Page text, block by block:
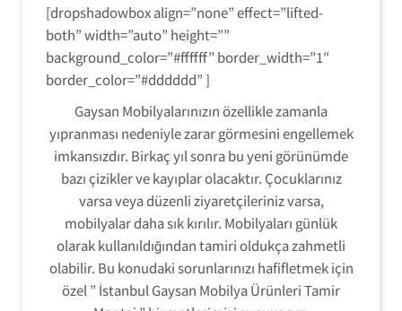
[dropshadowbox align=”none” effect=”lifted-
both” width=”auto” height=””
background_color=”#ffffff” border_width=”1″
border_color=”#dddddd” ]
Gaysan Mobilyalarınızın özellikle zamanla
yıpranması nedeniyle zarar görmesini engellemek
imkansızdır. Birkaç yıl sonra bu yeni görünümde
bazı çizikler ve kayıplar olacaktır. Çocuklarınız
varsa veya düzenli ziyaretçileriniz varsa,
mobilyalar daha sık kırılır. Mobilyaları günlük
olarak kullanıldığından tamiri oldukça zahmetli
olabilir. Bu konudaki sorunlarınızı hafifletmek için
özel ” İstanbul Gaysan Mobilya Ürünleri Tamir